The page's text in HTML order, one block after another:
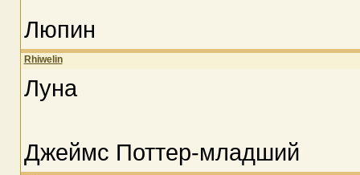
Люпин
Rhiwelin
Луна
Джеймс Поттер-младший